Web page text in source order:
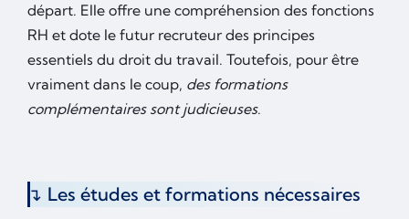
départ. Elle offre une compréhension des fonctions
RH et dote le futur recruteur des principes
essentiels du droit du travail. Toutefois, pour être
vraiment dans le coup, des formations
complémentaires sont judicieuses.
Les études et formations nécessaires